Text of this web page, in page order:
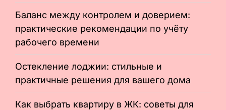
Баланс между контролем и доверием:
практические рекомендации по учёту
рабочего времени
Остекление лоджии: стильные и
практичные решения для вашего дома
Как выбрать квартиру в ЖК: советы для